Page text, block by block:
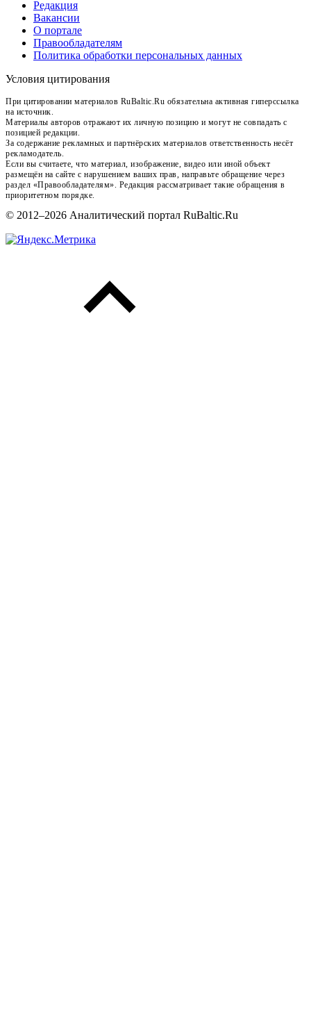
Редакция
Вакансии
О портале
Правообладателям
Политика обработки персональных данных
Условия цитирования
При цитировании материалов RuBaltic.Ru обязательна активная гиперссылка
на источник.
Материалы авторов отражают их личную позицию и могут не совпадать с
позицией редакции.
За содержание рекламных и партнёрских материалов ответственность несёт
рекламодатель.
Если вы считаете, что материал, изображение, видео или иной объект
размещён на сайте с нарушением ваших прав, направьте обращение через
раздел «Правообладателям». Редакция рассматривает такие обращения в
приоритетном порядке.
© 2012–2026 Аналитический портал RuBaltic.Ru